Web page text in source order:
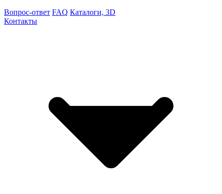
Вопрос-ответ FAQ Каталоги, 3D
Контакты